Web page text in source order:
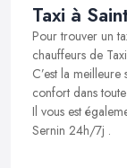
Taxi à
Pour trouver un
chauffeurs de
C’est la
confort dans
Il vous est
Sernin 24h/7j .